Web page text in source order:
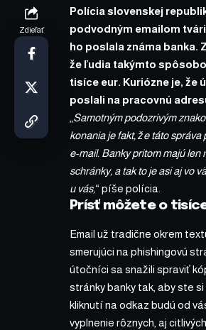
Zdieľať
Polícia slovenskej
podvodným emailom
ho poslala známa banka.
že ľudia takýmto
tisíce eur. Kuriózne je, že
poslali na pracovnú
Samotným podozrivým
konania je fakt, že táto
e-mail. Banky pritom majú len
schránky, a tak to je asi aj vo
u vás,“ píše polícia.
Prísť môžete o
Email už tradične okrem
smerujúci na phishingovú
útočníci sa snažili spraviť
stránky banky tak, aby ste si
kliknutí na odkaz budú od
vyplnenie rôznych, aj